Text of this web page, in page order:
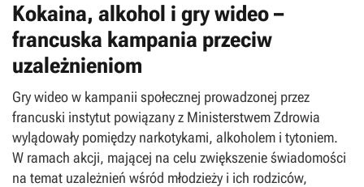
Kokaina, alkohol i gry wideo –
francuska kampania przeciw
uzależnieniom
Gry wideo w kampanii społecznej prowadzonej przez
francuski instytut powiązany z Ministerstwem Zdrowia
wylądowały pomiędzy narkotykami, alkoholem i tytoniem.
W ramach akcji, mającej na celu zwiększenie świadomości
na temat uzależnień wśród młodzieży i ich rodziców,